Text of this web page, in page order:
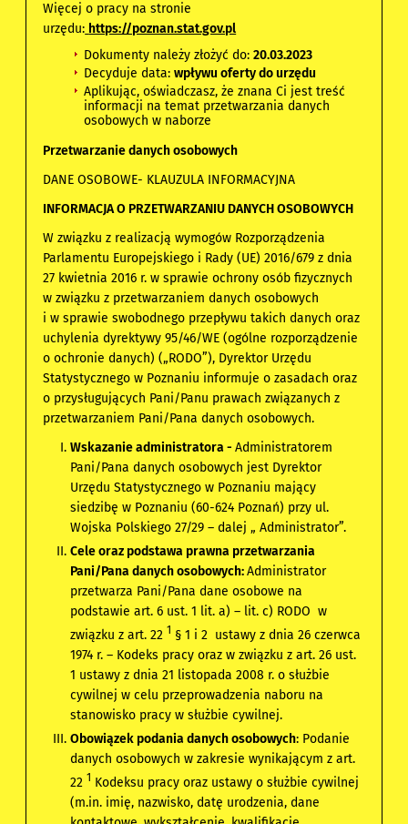
Więcej o pracy na stronie
urzędu: https://poznan.stat.gov.pl
Dokumenty należy złożyć do:20.03.2023
Decyduje data:wpływu oferty do urzędu
Aplikując, oświadczasz, że znana Ci jest treść
informacji na temat przetwarzania danych
osobowych w naborze
Przetwarzanie danych osobowych
DANE OSOBOWE- KLAUZULA INFORMACYJNA
INFORMACJA O PRZETWARZANIU DANYCH OSOBOWYCH
W związku z realizacją wymogów Rozporządzenia
Parlamentu Europejskiego i Rady (UE) 2016/679 z dnia
27 kwietnia 2016 r. w sprawie ochrony osób fizycznych
w związku z przetwarzaniem danych osobowych
i w sprawie swobodnego przepływu takich danych oraz
uchylenia dyrektywy 95/46/WE (ogólne rozporządzenie
o ochronie danych) („RODO”), Dyrektor Urzędu
Statystycznego w Poznaniu informuje o zasadach oraz
o przysługujących Pani/Panu prawach związanych z
przetwarzaniem Pani/Pana danych osobowych.
Wskazanie administratora -Administratorem
Pani/Pana danych osobowych jest Dyrektor
Urzędu Statystycznego w Poznaniu mający
siedzibę w Poznaniu (60-624 Poznań) przy ul.
Wojska Polskiego 27/29 – dalej „ Administrator”.
Cele oraz podstawa prawna przetwarzania
Pani/Pana danych osobowych:Administrator
przetwarza Pani/Pana dane osobowe na
podstawie art. 6 ust. 1 lit. a) – lit. c) RODO w
związku z art. 22 1 § 1 i 2 ustawy z dnia 26 czerwca
1974 r. – Kodeks pracy oraz w związku z art. 26 ust.
1 ustawy z dnia 21 listopada 2008 r. o służbie
cywilnej w celu przeprowadzenia naboru na
stanowisko pracy w służbie cywilnej.
Obowiązek podania danych osobowych: Podanie
danych osobowych w zakresie wynikającym z art.
22 1 Kodeksu pracy oraz ustawy o służbie cywilnej
(m.in. imię, nazwisko, datę urodzenia, dane